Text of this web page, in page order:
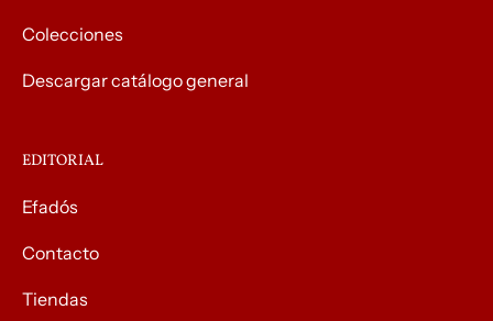
Colecciones
Descargar catálogo general
EDITORIAL
Efadós
Contacto
Tiendas